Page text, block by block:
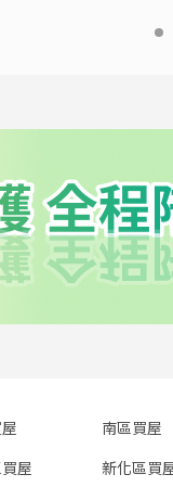
南區買屋
屋 新化區買